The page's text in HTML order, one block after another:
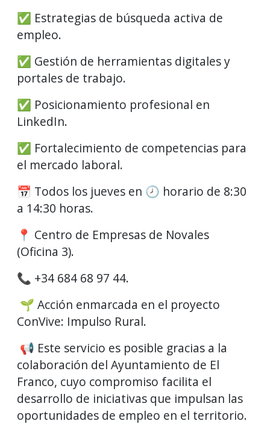
✅ Estrategias de búsqueda activa de
empleo.
✅ Gestión de herramientas digitales y
portales de trabajo.
✅ Posicionamiento profesional en
LinkedIn.
✅ Fortalecimiento de competencias para
el mercado laboral.
📅 Todos los jueves en 🕗 horario de 8:30
a 14:30 horas.
📍 Centro de Empresas de Novales
(Oficina 3).
📞 +34 684 68 97 44.
🌱 Acción enmarcada en el proyecto
ConVive: Impulso Rural.
📢 Este servicio es posible gracias a la
colaboración del Ayuntamiento de El
Franco, cuyo compromiso facilita el
desarrollo de iniciativas que impulsan las
oportunidades de empleo en el territorio.